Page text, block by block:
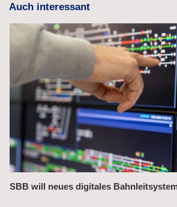
Auch interessant
Bahnchefin rügt Leistungsmängel im